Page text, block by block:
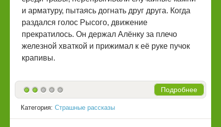
и арматуру, пытаясь догнать друг друга. Когда
раздался голос Рысого, движение
прекратилось. Он держал Алёнку за плечо
железной хваткой и прижимал к её руке пучок
крапивы.
Подробнее
Категория: Страшные рассказы